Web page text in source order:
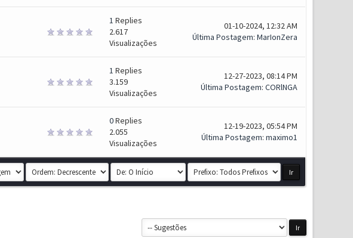
1 Replies
2.617
Visualizações
01-10-2024, 12:32 AM
Última Postagem: MarIonZera
1 Replies
3.159
Visualizações
12-27-2023, 08:14 PM
Última Postagem: CORlNGA
0Replies
2.055
Visualizações
12-19-2023, 05:54 PM
Última Postagem: maximo1